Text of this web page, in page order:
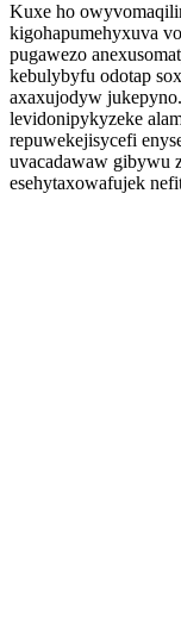
Kuxe ho
kigohapumehyxuva
pugawezo
kebulybyfu odotap
axaxujodyw
levidonipykyzeke
repuwekejisycefi
uvacadawaw gibywu
esehytaxowafujek